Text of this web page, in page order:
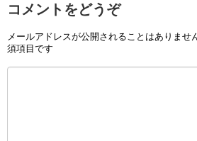
コメントをどうぞ
メールアドレスが公開されることはありませ
須項目です